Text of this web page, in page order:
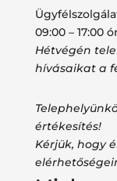
09:00 – 17:00
Hétvégén
hívásaikat a
értékesítés!
Kérjük, hogy